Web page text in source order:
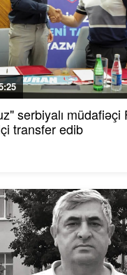
serbiyalı müdafiəçi
transfer edib